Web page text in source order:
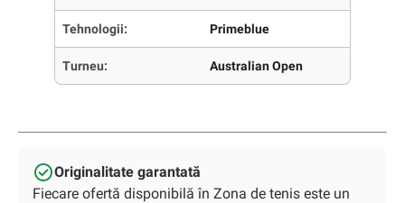
Tehnologii: Primeblue
Turneu: Australian Open
Originalitate garantată
Fiecare ofertă disponibilă în Zona de tenis este un